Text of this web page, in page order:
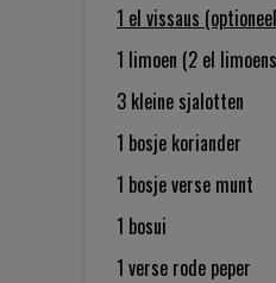
1 el vissaus
1 limoen (2 el
3 kleine sjalotten
1 bosje koriander
1 bosjeverse munt
1 bosui
1 verse rode peper